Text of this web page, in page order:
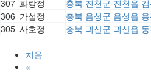
307 화랑정 충북 진천군 진천읍
306 가섭정 충북 음성군 음성읍
305 사호정 충북 괴산군 괴산읍
처음
«